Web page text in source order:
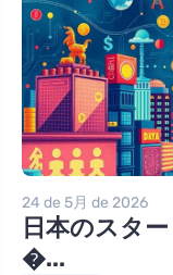
24 de 5月 de 2026
日本のスタ
�...